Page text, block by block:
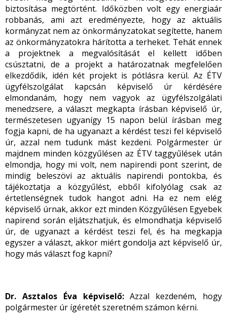
biztosítása megtörtént. Időközben volt egy energiaár
robbanás, ami azt eredményezte, hogy az aktuális
kormányzat nem az önkormányzatokat segítette, hanem
az önkormányzatokra hárította a terheket. Tehát ennek
a projektnek a megvalósítását el kellett időben
csúsztatni, de a projekt a határozatnak megfelelően
elkezdődik, idén két projekt is pótlásra kerül. Az ÉTV
ügyfélszolgálat kapcsán képviselő úr kérdésére
elmondanám, hogy nem vagyok az ügyfélszolgálati
menedzsere, a választ megkapta írásban képviselő úr,
természetesen ugyanígy 15 napon belül írásban meg
fogja kapni, de ha ugyanazt a kérdést teszi fel képviselő
úr, azzal nem tudunk mást kezdeni. Polgármester úr
majdnem minden közgyűlésen az ÉTV taggyűlések után
elmondja, hogy mi volt, nem napirendi pont szerint, de
mindig beleszövi az aktuális napirendi pontokba, és
tájékoztatja a közgyűlést, ebből kifolyólag csak az
értetlenségnek tudok hangot adni. Ha ez nem elég
képviselő úrnak, akkor ezt minden Közgyűlésen Egyebek
napirend során eljátszhatjuk, és elmondhatja képviselő
úr, de ugyanazt a kérdést teszi fel, és ha megkapja
egyszer a választ, akkor miért gondolja azt képviselő úr,
hogy más választ fog kapni?
Dr. Asztalos Éva képviselő:Azzal kezdeném, hogy
polgármester úr ígéretét szeretném számon kérni.